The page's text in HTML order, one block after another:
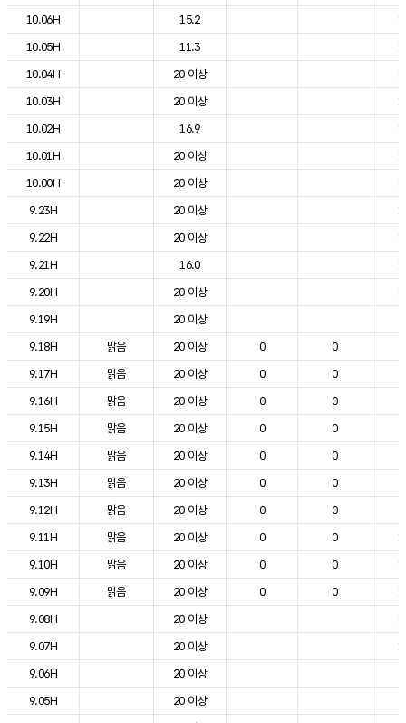
10.06H
15.2
10.05H
11.3
10.04H
20 이상
10.03H
20 이상
10.02H
16.9
10.01H
20 이상
10.00H
20 이상
9.23H
20 이상
9.22H
20 이상
9.21H
16.0
9.20H
20 이상
9.19H
20 이상
9.18H
맑음 20 이상 0 0
9.17H
맑음 20 이상 0 0
9.16H
맑음 20 이상 0 0
9.15H
맑음 20 이상 0 0
9.14H
맑음 20 이상 0 0
9.13H
맑음 20 이상 0 0
9.12H
맑음 20 이상 0 0
9.11H
맑음 20 이상 0 0
9.10H
맑음 20 이상 0 0
9.09H
맑음 20 이상 0 0
9.08H
20 이상
9.07H
20 이상
9.06H
20 이상
9.05H
20 이상